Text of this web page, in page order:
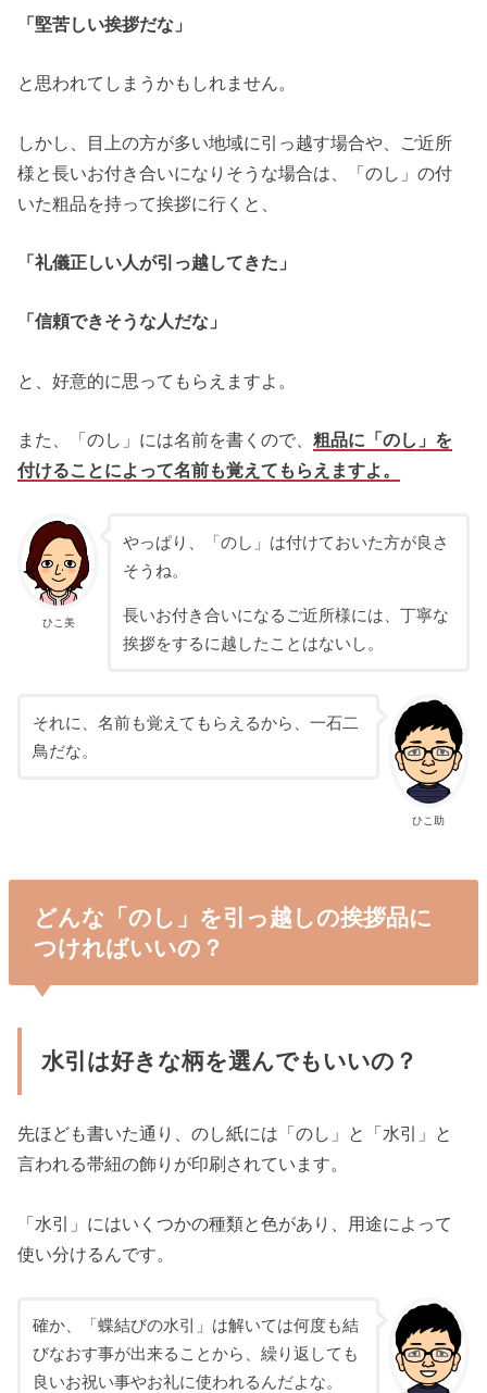
「堅苦しい挨拶だな」
と思われてしまうかもしれません。
しかし、目上の方が多い地域に引っ越す場合や、ご近所
様と長いお付き合いになりそうな場合は、「のし」の付
いた粗品を持って挨拶に行くと、
「礼儀正しい人が引っ越してきた」
「信頼できそうな人だな」
と、好意的に思ってもらえますよ。
また、「のし」には名前を書くので、粗品に「のし」を
付けることによって名前も覚えてもらえますよ。
ひこ美
やっぱり、「のし」は付けておいた方が良さ
そうね。
長いお付き合いになるご近所様には、丁寧な
挨拶をするに越したことはないし。
ひこ助
それに、名前も覚えてもらえるから、一石二
鳥だな。
どんな「のし」を引っ越しの挨拶品に
つければいいの？
水引は好きな柄を選んでもいいの？
先ほども書いた通り、のし紙には「のし」と「水引」と
言われる帯紐の飾りが印刷されています。
「水引」にはいくつかの種類と色があり、用途によって
使い分けるんです。
確か、「蝶結びの水引」は解いては何度も結
びなおす事が出来ることから、繰り返しても
良いお祝い事やお礼に使われるんだよな。